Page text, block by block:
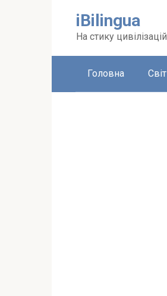
iBilingua
На стику цивілізацій
Головна Світ